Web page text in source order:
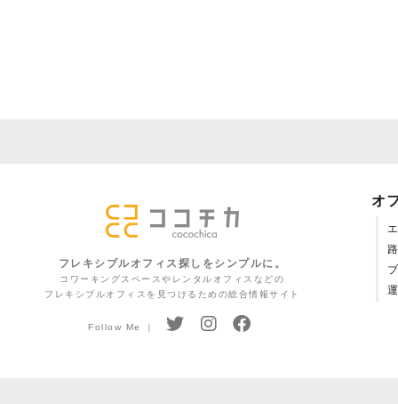
フレキシブルオフィス探しをシンプルに。
コワーキングスペースやレンタルオフィスなどの
フレキシブルオフィスを見つけるための総合情報サイト
Follow Me ｜
オ